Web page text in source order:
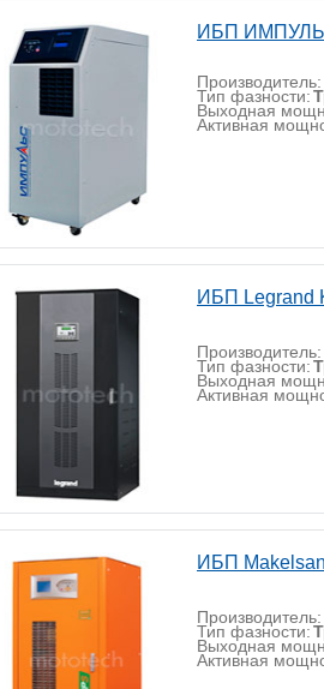
ИБП
Производитель:
Тип фазности:
Выходная
Активная
ИБП Legrand
Производитель:
Тип фазности:
Выходная
Активная
ИБП
Производитель:
Тип фазности:
Выходная
Активная